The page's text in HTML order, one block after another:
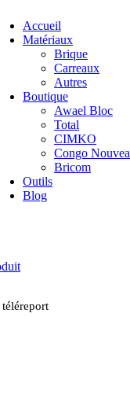
Accueil
Matériaux
Brique
Carreaux
Autres
Boutique
Awael Bloc
Total
CIMKO
Congo
Bricom
Outils
Blog